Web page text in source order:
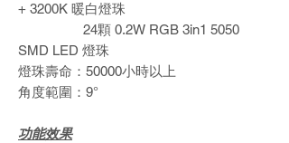
+ 3200K 暖白燈珠
24顆 0.2W RGB 3in1 5050
SMD LED 燈珠
燈珠壽命： 50000小時以上
角度範圍：9°
功能效果